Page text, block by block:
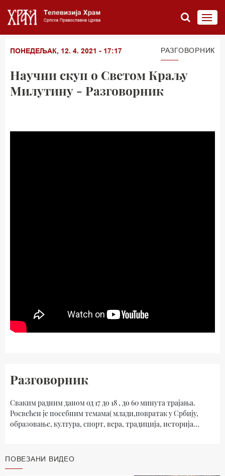
ПОНЕДЕЉАК, 12. 4. 2021 - 17:17 РАЗГОВОРНИК
Научни скуп о Светом Краљу
Милутину - Разговорник
Разговорник
Cваким радним даном од 17 до 18 , до 60 минута трајања.
Pосвећен је посебним темама( млади,повратак у Србију,
образовање, култура, спорт, вера, традиција, историја...
ПОВЕЗАНИ ВИДЕО